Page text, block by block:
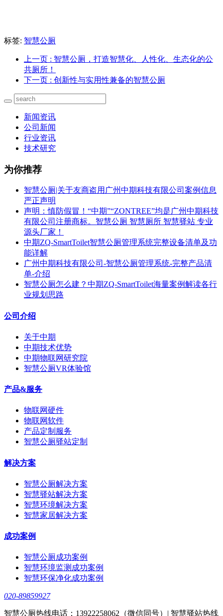
标签: 智慧公厕
上一页 : 智慧公厕，打造智慧化、人性化、生态化的公
共厕所！
下一页 : 创新性与实用性兼备的智慧公厕
新闻资讯
公司新闻
行业资讯
技术研究
为你推荐
智慧公厕|关于友商盗用广州中期科技有限公司案例信息
严正声明
声明：慎防假冒！“中期”“ZONTREE”均是广州中期科技
有限公司注册商标。智慧公厕 智慧厕所 智慧驿站 专业
源头厂家！
中期ZQ-SmartToilet智慧公厕管理系统完整设备清单及功
能详解
广州中期科技有限公司-智慧公厕管理系统-完整产品清
单-介绍
智慧公厕怎么建？中期ZQ-SmartToilet海量案例解读各行
业规划思路
公司介绍
关于中期
中期技术优势
中期物联网研究院
智慧公厕VR体验馆
产品&服务
物联网硬件
物联网软件
产品定制服务
智慧公厕驿站定制
解决方案
智慧公厕解决方案
智慧驿站解决方案
智慧环境解决方案
智慧家居解决方案
成功案例
智慧公厕成功案例
智慧环境监测成功案例
智慧环保净化成功案例
020-89859927
智慧公厕热线电话：13922258062（微信同号）| 智慧驿站热线